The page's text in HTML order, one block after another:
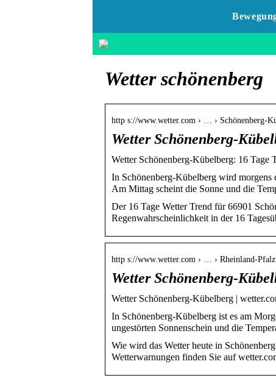
Wetter schönenberg
http s://www.wetter.com › … › Schönenberg-
Wetter Schönenberg-
Wetter Schönenberg-Kübelberg: 16 Tage
In Schönenberg-Kübelberg wird morgens
Am Mittag scheint die Sonne und die
Der 16 Tage Wetter Trend für 66901
Regenwahrscheinlichkeit in der 16
http s://www.wetter.com › … › Rheinland-Pfalz
Wetter Schönenberg-
Wetter Schönenberg-Kübelberg |
In Schönenberg-Kübelberg ist es am
ungestörten Sonnenschein und die
Wie wird das Wetter heute in
Wetterwarnungen finden Sie auf